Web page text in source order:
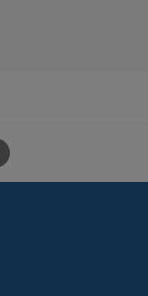
E-mail